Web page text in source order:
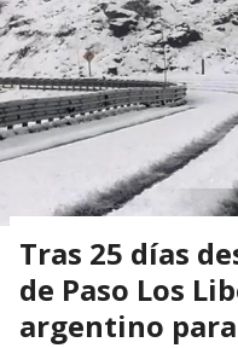
Tras 25 días
de Paso Los
argentino